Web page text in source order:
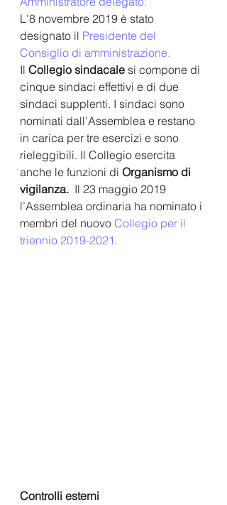
L'8 novembre 2019 è stato
designato il Presidente del
Consiglio di amministrazione.
Il Collegio sindacale si compone di
cinque sindaci effettivi e di due
sindaci supplenti. I sindaci sono
nominati dall'Assemblea e restano
in carica per tre esercizi e sono
rieleggibili. Il Collegio esercita
anche le funzioni di Organismo di
vigilanza. Il 23 maggio 2019
l’Assemblea ordinaria ha nominato i
membri del nuovo Collegio per il
triennio 2019-2021 .
Controlli esterni